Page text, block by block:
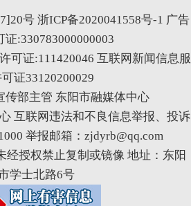
号 浙ICP备2020041558号-1 广告
证:330783000000003
可证:111420046 互联网新闻信息服
证33120200029
传部主管 东阳市融媒体中心
互联网违法和不良信息举报、投诉
举报邮箱：zjdyrb@qq.com
经授权禁止复制或镜像 地址：东阳
学士北路6号